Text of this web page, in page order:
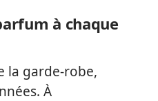
à chaque
la garde-robe,
À